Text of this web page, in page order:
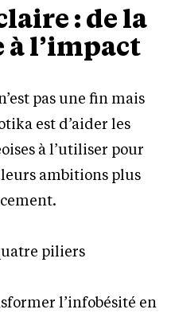
: de la
à l’impact
pas une fin mais
est d’aider les
à l’utiliser pour
ambitions plus
piliers
l’infobésité en